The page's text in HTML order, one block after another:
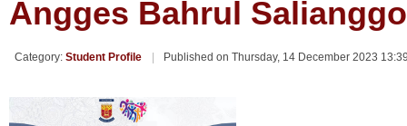
Angges Bahrul Salianggo
Category: Student Profile Published on Thursday, 14 December 2023